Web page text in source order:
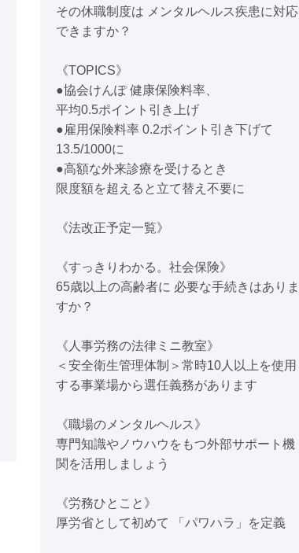
その休職制度は メンタルヘルス疾患に対応
できますか？
《TOPICS》
●協会けんぽ 健康保険料率、
平均0.5ポイント引き上げ
●雇用保険料率 0.2ポイント引き下げて
13.5/1000に
●高額な外来診療を受けるとき
限度額を超えると立て替え不要に
《法改正予定一覧》
《すっきりわかる。社会保険》
65歳以上の高齢者に 必要な手続きはありま
すか？
《人事労務の法律ミニ教室》
＜安全衛生管理体制＞常時10人以上を使用
する事業場から選任義務があります
《職場のメンタルヘルス》
専門知識やノウハウをもつ外部サポート機
関を活用しましょう
《労務ひとこと》
厚労省として初めて 「パワハラ」を定義